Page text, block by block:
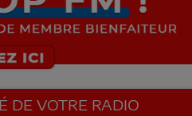
DE VOTRE RADIO